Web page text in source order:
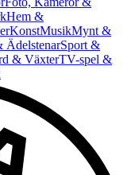
Hem &
KonstMusikMynt &
ÄdelstenarSport &
& VäxterTV-spel &